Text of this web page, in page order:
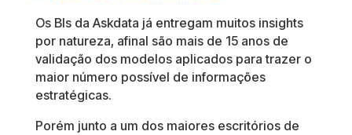
Os BIs da Askdata já entregam muitos insights
por natureza, afinal são mais de 15 anos de
validação dos modelos aplicados para trazer o
maior número possível de informações
estratégicas.
Porém junto a um dos maiores escritórios de